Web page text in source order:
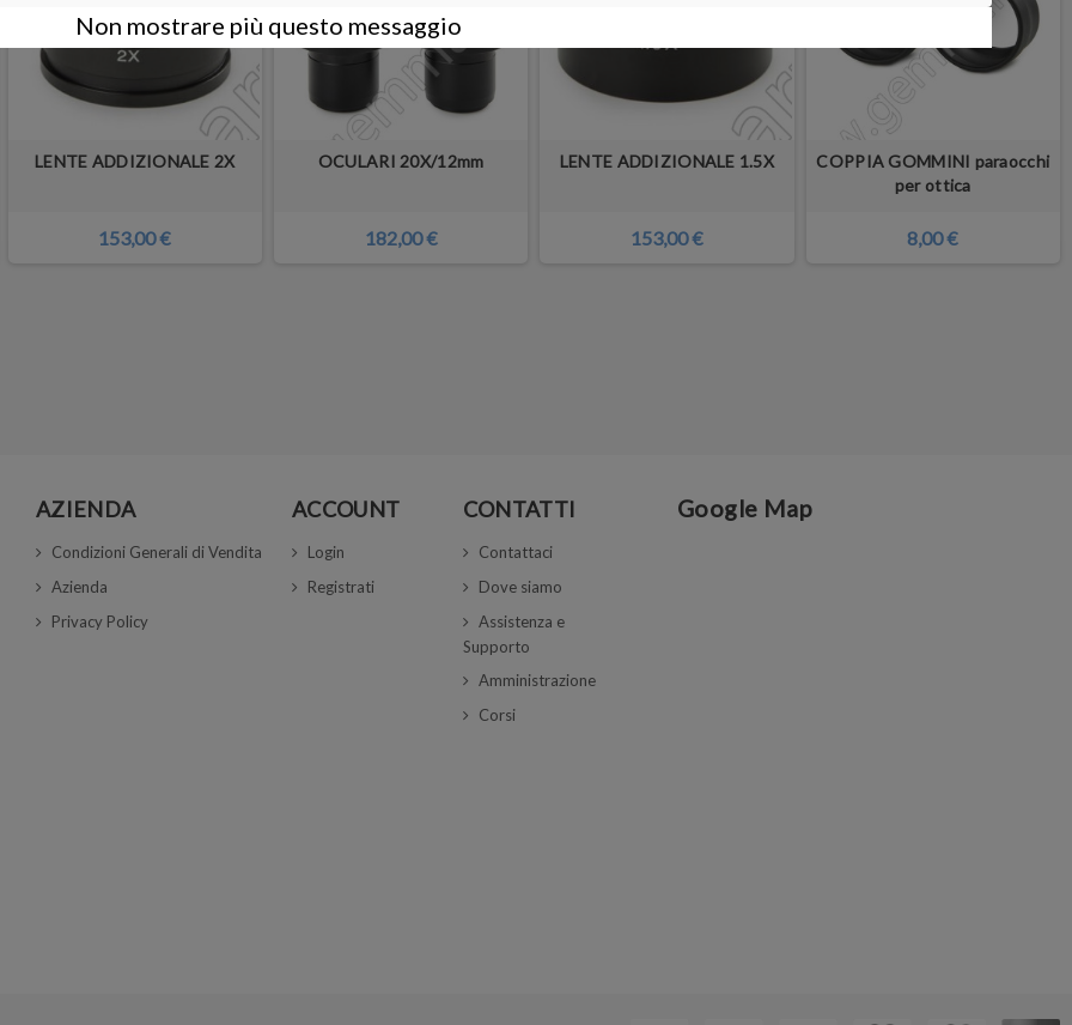
LENTE ADDIZIONALE 2X
153,00 €
OCULARI 20X/12mm
182,00 €
LENTE ADDIZIONALE 1.5X
153,00 €
COPPIA GOMMINI paraocchi
per ottica
8,00 €
AZIENDA
Condizioni Generali di Vendita
Azienda
Privacy Policy
ACCOUNT
Login
Registrati
CONTATTI
Contattaci
Dove siamo
Assistenza e
Supporto
Amministrazione
Corsi
Google Map
Non mostrare più questo messaggio